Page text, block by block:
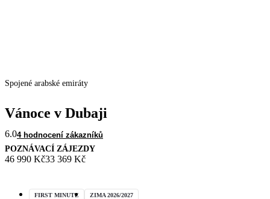
Spojené arabské emiráty
Vánoce v Dubaji
6.04 hodnocení zákazníků
POZNÁVACÍ ZÁJEZDY
46 990 Kč33 369 Kč
FIRST MINUTE ZIMA 2026/2027